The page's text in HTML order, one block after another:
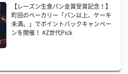
【レーズン生食パン金賞受賞記念！】
町田のベーカリー「パン以上、ケーキ
未満。」でポイントバックキャンペー
ンを開催！ #Z世代Pick